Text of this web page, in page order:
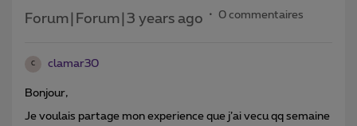
Forum|Forum|3 years ago 0 commentaires
C clamar30
Bonjour,
Je voulais partage mon experience que j’ai vecu qq semaine